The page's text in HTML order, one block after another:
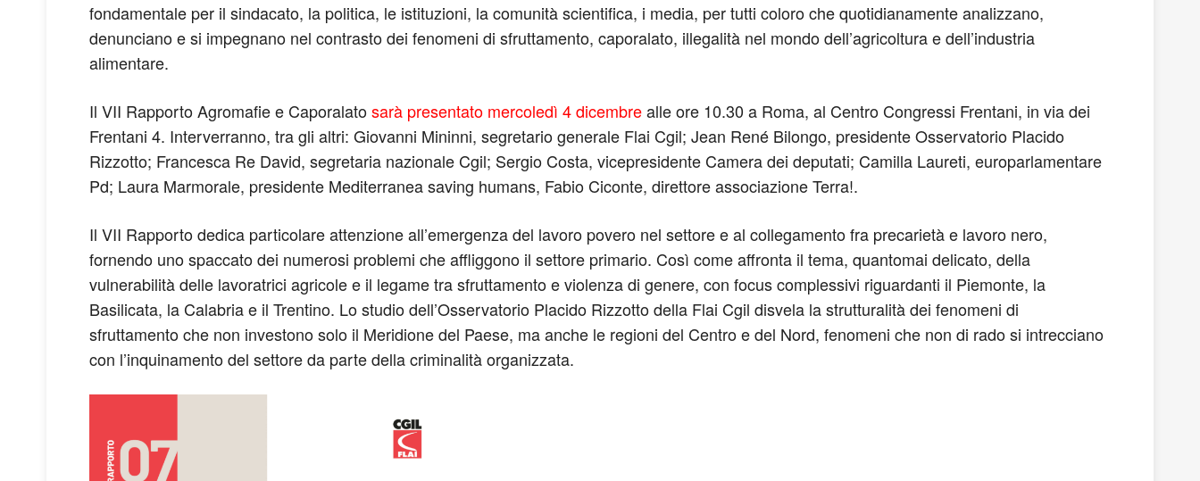
fondamentale per il sindacato, la politica, le istituzioni, la comunità scientifica, i media, per tutti coloro che quotidianamente analizzano,
denunciano e si impegnano nel contrasto dei fenomeni di sfruttamento, caporalato, illegalità nel mondo dell’agricoltura e dell’industria
alimentare.
Il VII Rapporto Agromafie e Caporalatosarà presentato mercoledì 4 dicembrealle ore 10.30 a Roma, al Centro Congressi Frentani, in via dei
Frentani 4. Interverranno, tra gli altri: Giovanni Mininni, segretario generale Flai Cgil; Jean René Bilongo, presidente Osservatorio Placido
Rizzotto; Francesca Re David, segretaria nazionale Cgil; Sergio Costa, vicepresidente Camera dei deputati; Camilla Laureti, europarlamentare
Pd; Laura Marmorale, presidente Mediterranea saving humans, Fabio Ciconte, direttore associazione Terra!.
Il VII Rapporto dedica particolare attenzione all’emergenza del lavoro povero nel settore e al collegamento fra precarietà e lavoro nero,
fornendo uno spaccato dei numerosi problemi che affliggono il settore primario. Così come affronta il tema, quantomai delicato, della
vulnerabilità delle lavoratrici agricole e il legame tra sfruttamento e violenza di genere, con focus complessivi riguardanti il Piemonte, la
Basilicata, la Calabria e il Trentino. Lo studio dell’Osservatorio Placido Rizzotto della Flai Cgil disvela la strutturalità dei fenomeni di
sfruttamento che non investono solo il Meridione del Paese, ma anche le regioni del Centro e del Nord, fenomeni che non di rado si intrecciano
con l’inquinamento del settore da parte della criminalità organizzata.